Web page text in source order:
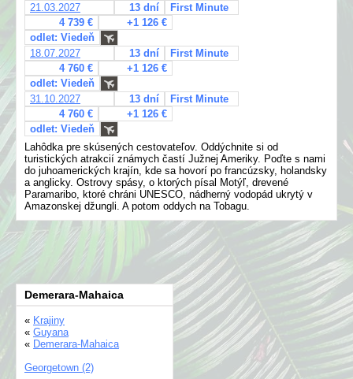
21.03.2027
13 dní
First Minute
4 739 €
+1 126 €
odlet: Viedeň
18.07.2027
13 dní
First Minute
4 760 €
+1 126 €
odlet: Viedeň
31.10.2027
13 dní
First Minute
4 760 €
+1 126 €
odlet: Viedeň
Lahôdka pre skúsených cestovateľov. Oddýchnite si od
turistických atrakcií známych častí Južnej Ameriky. Poďte s nami
do juhoamerických krajín, kde sa hovorí po francúzsky, holandsky
a anglicky. Ostrovy spásy, o ktorých písal Motýľ, drevené
Paramaribo, ktoré chráni UNESCO, nádherný vodopád ukrytý v
Amazonskej džungli. A potom oddych na Tobagu.
Demerara-Mahaica
« Krajiny
« Guyana
« Demerara-Mahaica
Georgetown (2)